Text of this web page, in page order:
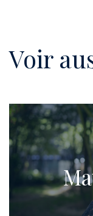
Voir